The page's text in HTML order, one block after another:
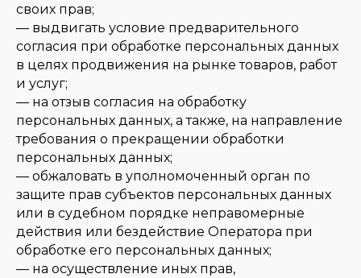
своих прав;
— выдвигать условие предварительного
согласия при обработке персональных данных
в целях продвижения на рынке товаров, работ
и услуг;
— на отзыв согласия на обработку
персональных данных, а также, на направление
требования о прекращении обработки
персональных данных;
— обжаловать в уполномоченный орган по
защите прав субъектов персональных данных
или в судебном порядке неправомерные
действия или бездействие Оператора при
обработке его персональных данных;
— на осуществление иных прав,